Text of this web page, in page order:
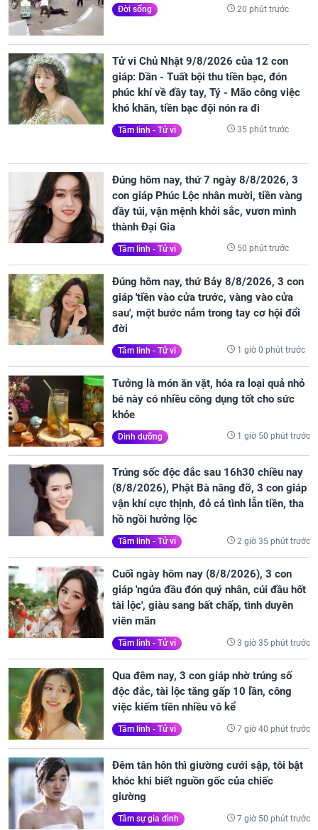
Đời sống 20 phút trước
Tử vi Chủ Nhật 9/8/2026 của 12 con
giáp: Dần - Tuất bội thu tiền bạc, đón
phúc khí về đầy tay, Tý - Mão công việc
khó khăn, tiền bạc đội nón ra đi
Tâm linh - Tử vi 35 phút trước
Đúng hôm nay, thứ 7 ngày 8/8/2026, 3
con giáp Phúc Lộc nhân mười, tiền vàng
đầy túi, vận mệnh khởi sắc, vươn mình
thành Đại Gia
Tâm linh - Tử vi 50 phút trước
Đúng hôm nay, thứ Bảy 8/8/2026, 3 con
giáp 'tiền vào cửa trước, vàng vào cửa
sau', một bước nắm trong tay cơ hội đổi
đời
Tâm linh - Tử vi 1 giờ 0 phút trước
Tưởng là món ăn vặt, hóa ra loại quả nhỏ
bé này có nhiều công dụng tốt cho sức
khỏe
Dinh dưỡng 1 giờ 50 phút trước
Trúng sốc độc đắc sau 16h30 chiều nay
(8/8/2026), Phật Bà nâng đỡ, 3 con giáp
vận khí cực thịnh, đỏ cả tình lẫn tiền, tha
hồ ngồi hưởng lộc
Tâm linh - Tử vi 2 giờ 35 phút trước
Cuối ngày hôm nay (8/8/2026), 3 con
giáp 'ngửa đầu đón quý nhân, cúi đầu hốt
tài lộc', giàu sang bất chấp, tình duyên
viên mãn
Tâm linh - Tử vi 3 giờ 35 phút trước
Qua đêm nay, 3 con giáp nhờ trúng số
độc đắc, tài lộc tăng gấp 10 lần, công
việc kiếm tiền nhiều vô kể
Tâm linh - Tử vi 7 giờ 40 phút trước
Đêm tân hôn thì giường cưới sập, tôi bật
khóc khi biết nguồn gốc của chiếc
giường
Tâm sự gia đình 7 giờ 50 phút trước